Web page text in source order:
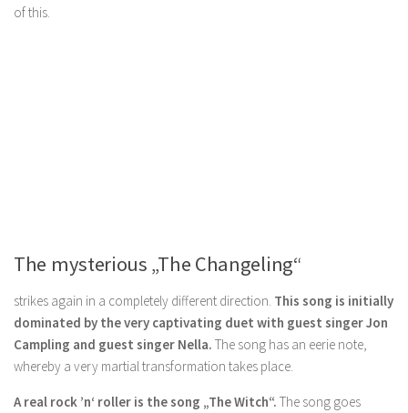
of this.
The mysterious „The Changeling“
strikes again in a completely different direction. This song is initially
dominated by the very captivating duet with guest singer Jon
Campling and guest singer Nella. The song has an eerie note,
whereby a very martial transformation takes place.
A real rock ’n‘ roller is the song „The Witch“. The song goes